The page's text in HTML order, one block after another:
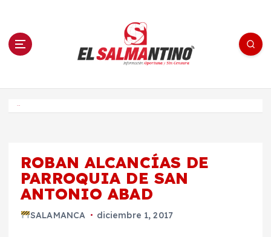
n El Salmantino - medios/noticias/editorial
ROBAN ALCANCÍAS DE
PARROQUIA DE SAN
ANTONIO ABAD
SALAMANCA diciembre 1, 2017